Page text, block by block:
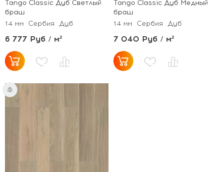
Tango Classic Дуб Светлый
браш
14 мм
Сербия Дуб
6 777 Руб / м²
Tango Classic Дуб Медный
браш
14 мм
Сербия Дуб
7 040 Руб / м²